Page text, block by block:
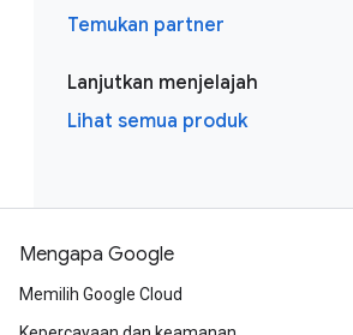
Temukan partner
Lanjutkan menjelajah
Lihat semua produk
Mengapa Google
Memilih Google Cloud